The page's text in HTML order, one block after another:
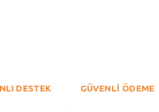
DESTEK GÜVENLİ ÖDEME